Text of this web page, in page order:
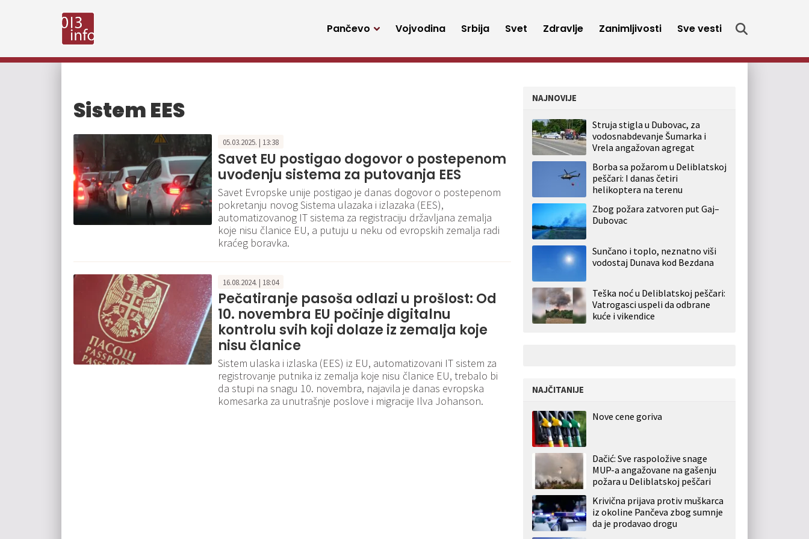
Pančevo Vojvodina Srbija Svet Zdravlje Zanimljivosti Sve vesti
Sistem EES
05.03.2025. | 13:38
Savet EU postigao dogovor o postepenom
uvođenju sistema za putovanja EES
Savet Evropske unije postigao je danas dogovor o postepenom
pokretanju novog Sistema ulazaka i izlazaka (EES),
automatizovanog IT sistema za registraciju državljana zemalja
koje nisu članice EU, a putuju u neku od evropskih zemalja radi
kraćeg boravka.
16.08.2024. | 18:04
Pečatiranje pasoša odlazi u prošlost: Od
10. novembra EU počinje digitalnu
kontrolu svih koji dolaze iz zemalja koje
nisu članice
Sistem ulaska i izlaska (EES) iz EU, automatizovani IT sistem za
registrovanje putnika iz zemalja koje nisu članice EU, trebalo bi
da stupi na snagu 10. novembra, najavila je danas evropska
komesarka za unutrašnje poslove i migracije Ilva Johanson.
NAJNOVIJE
Struja stigla u Dubovac, za
vodosnabdevanje Šumarka i
Vrela angažovan agregat
Borba sa požarom u Deliblatskoj
peščari: I danas četiri
helikoptera na terenu
Zbog požara zatvoren put Gaj–
Dubovac
Sunčano i toplo, neznatno viši
vodostaj Dunava kod Bezdana
Teška noć u Deliblatskoj peščari:
Vatrogasci uspeli da odbrane
kuće i vikendice
NAJČITANIJE
Nove cene goriva
Dačić: Sve raspoložive snage
MUP-a angažovane na gašenju
požara u Deliblatskoj peščari
Krivična prijava protiv muškarca
iz okoline Pančeva zbog sumnje
da je prodavao drogu